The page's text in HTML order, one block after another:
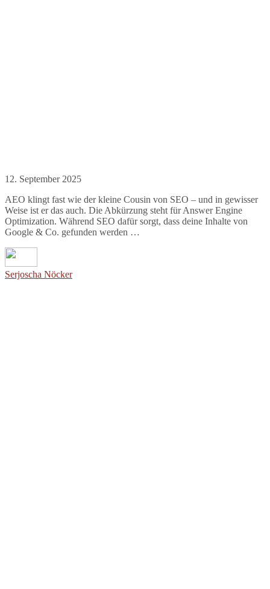
12. September 2025
AEO klingt fast wie der kleine Cousin von SEO – und in gewisser
Weise ist er das auch. Die Abkürzung steht für Answer Engine
Optimization. Während SEO dafür sorgt, dass deine Inhalte von
Google & Co. gefunden werden …
Serjoscha Nöcker